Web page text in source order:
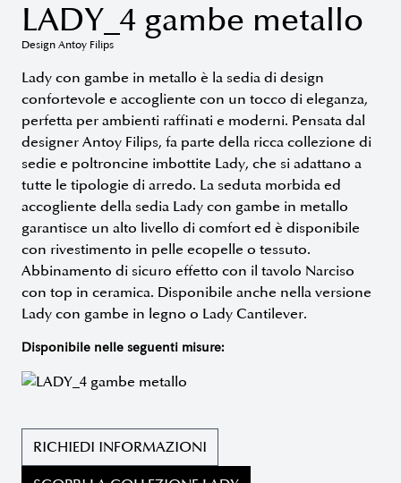
LADY_4 gambe metallo
Design Antoy Filips
Lady con gambe in metallo è la sedia di design
confortevole e accogliente con un tocco di eleganza,
perfetta per ambienti raffinati e moderni. Pensata dal
designer Antoy Filips, fa parte della ricca collezione di
sedie e poltroncine imbottite Lady, che si adattano a
tutte le tipologie di arredo. La seduta morbida ed
accogliente della sedia Lady con gambe in metallo
garantisce un alto livello di comfort ed è disponibile
con rivestimento in pelle ecopelle o tessuto.
Abbinamento di sicuro effetto con il tavolo Narciso
con top in ceramica. Disponibile anche nella versione
Lady con gambe in legno o Lady Cantilever.
Disponibile nelle seguenti misure:
RICHIEDI INFORMAZIONI